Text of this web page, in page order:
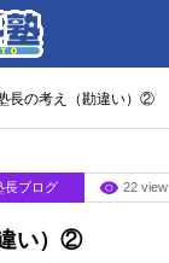
長の考え（勘違い）②
長ブログ 22 view
い）②
を見る
覧